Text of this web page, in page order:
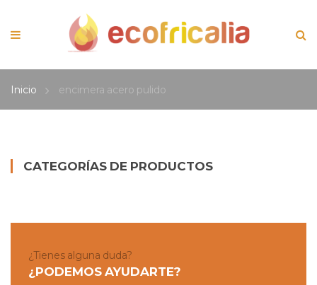
Inicio encimera acero pulido
CATEGORÍAS DE PRODUCTOS
¿Tienes alguna duda?
¿PODEMOS AYUDARTE?